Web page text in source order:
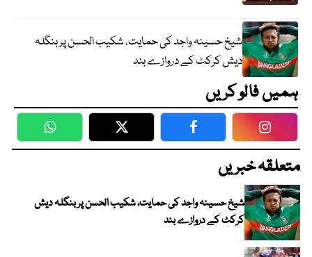
شیخ حسینہ واجد کی حمایت، شکیب الحسن پر بنگلہ
دیش کرکٹ کے دروازے بند
ہمیں فالو کریں
WhatsApp Twitter Facebook
متعلقہ خبریں
شیخ حسینہ واجد کی حمایت، شکیب الحسن پر بنگلہ دیش
کرکٹ کے دروازے بند